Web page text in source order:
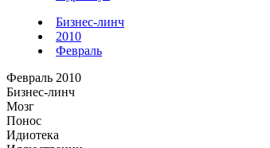
Бизнес-линч
2010
Февраль
Февраль 2010
Бизнес-линч
Мозг
Понос
Идиотека